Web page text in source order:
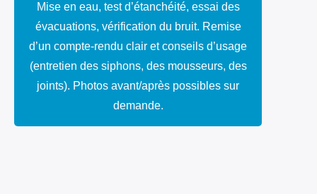
Mise en eau, test d’étanchéité, essai des
évacuations, vérification du bruit. Remise
d’un compte-rendu clair et conseils d’usage
(entretien des siphons, des mousseurs, des
joints). Photos avant/après possibles sur
demande.